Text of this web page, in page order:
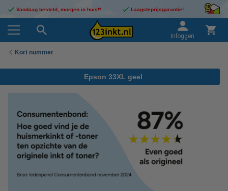
Vandaag besteld, morgen in huis!* Laagsteprijsgarantie!
Inloggen
Kort nummer
Epson 33XL geel